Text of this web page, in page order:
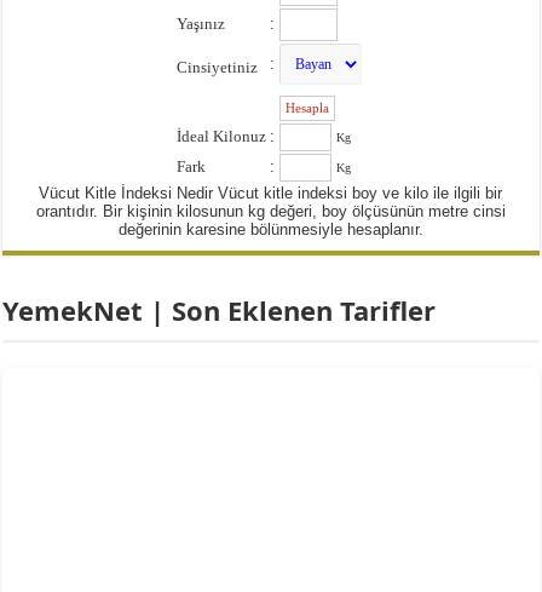
Yaşınız :
Cinsiyetiniz :
İdeal Kilonuz : Kg
Fark : Kg
Vücut Kitle İndeksi Nedir Vücut kitle indeksi boy ve kilo ile ilgili bir
orantıdır. Bir kişinin kilosunun kg değeri, boy ölçüsünün metre cinsi
değerinin karesine bölünmesiyle hesaplanır.
YemekNet | Son Eklenen Tarifler